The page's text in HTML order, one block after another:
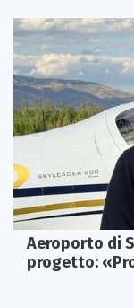
Aeroporto di
progetto: